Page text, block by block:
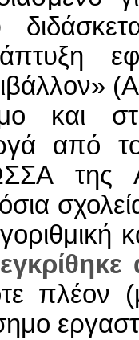
και
από
της
πλέον